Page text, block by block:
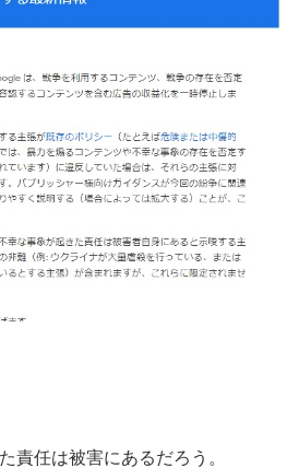
責任は被害にあるだろう。